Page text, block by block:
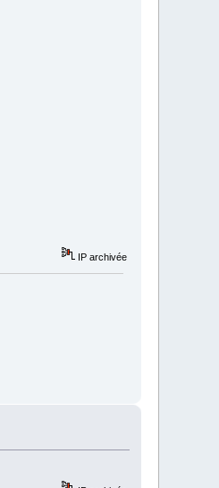
IP archivée